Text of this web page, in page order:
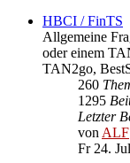
HBCI / FinTS
Allgemeine
oder einem
TAN2go,
260
1295
Letzter
vonALF
Fr 24.